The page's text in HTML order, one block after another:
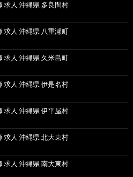
求人 沖縄県 多良間村
求人 沖縄県 八重瀬町
求人 沖縄県 久米島町
求人 沖縄県 伊是名村
求人 沖縄県 伊平屋村
求人 沖縄県 北大東村
求人 沖縄県 南大東村